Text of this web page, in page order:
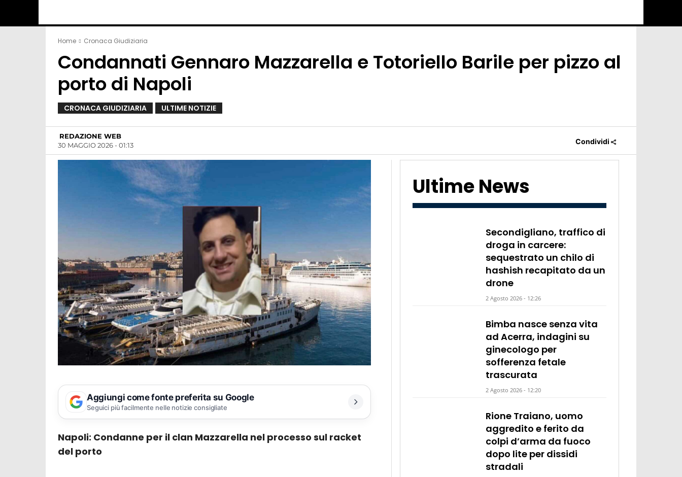
Home Cronaca Giudiziaria
Condannati Gennaro Mazzarella e Totoriello Barile per pizzo al
porto di Napoli
CRONACA GIUDIZIARIA ULTIME NOTIZIE
REDAZIONE WEB
30 MAGGIO 2026 - 01:13
Condividi
Ultime News
Secondigliano, traffico di
droga in carcere:
sequestrato un chilo di
hashish recapitato da un
drone
2 Agosto 2026 - 12:26
Bimba nasce senza vita
ad Acerra, indagini su
ginecologo per
sofferenza fetale
trascurata
2 Agosto 2026 - 12:20
Rione Traiano, uomo
aggredito e ferito da
colpi d’arma da fuoco
dopo lite per dissidi
stradali
Aggiungi come fonte preferita su Google
Seguici più facilmente nelle notizie consigliate
Napoli: Condanne per il clan Mazzarella nel processo sul racket
del porto